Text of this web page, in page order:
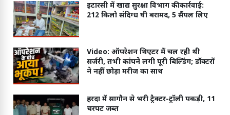
इटारसी में खाद्य सुरक्षा विभाग की कार्रवाई:
212 किलो संदिग्ध घी बरामद, 5 सैंपल लिए
Video: ऑपरेशन थिएटर में चल रही थी
सर्जरी, तभी कांपने लगी पूरी बिल्डिंग; डॉक्टरों
ने नहीं छोड़ा मरीज का साथ
हरदा में सागौन से भरी ट्रैक्टर-ट्रॉली पकड़ी, 11
चरपट जब्त